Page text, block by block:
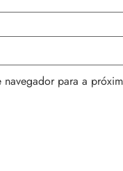
navegador para a